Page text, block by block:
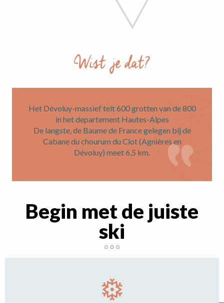
Wist je dat?
Het Dévoluy-massief telt 600 grotten van de 800
in het departement Hautes-Alpes
De langste, de Baume de France gelegen bij de
Cabane du chourum du Clot (Agnières en
Dévoluy) meet 6,5 km.
Begin met de juiste
ski